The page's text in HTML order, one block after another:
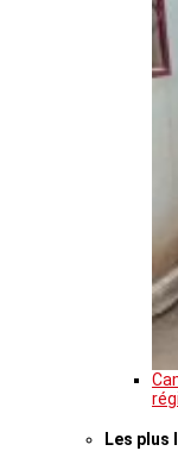
Les plus